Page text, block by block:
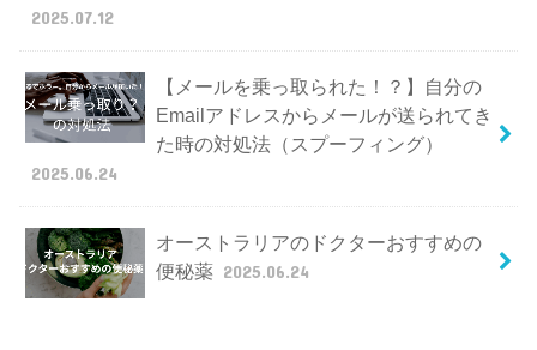
2025.07.12
【メールを乗っ取られた！？】自分の
Emailアドレスからメールが送られてき
た時の対処法（スプーフィング）
2025.06.24
オーストラリアのドクターおすすめの
便秘薬 2025.06.24